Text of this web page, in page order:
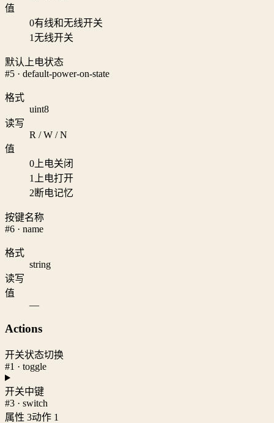
值
0有线和无线开关
1无线开关
默认上电状态
#5 · default-power-on-state
格式
uint8
读写
R / W / N
值
0 上电关闭
1
上电打开
2断电记忆
按键名称
#6 · name
格式
string
读写
值
—
Actions
开关状态切换
#1 · toggle
开关中键
#3 · switch
属性 3动作 1